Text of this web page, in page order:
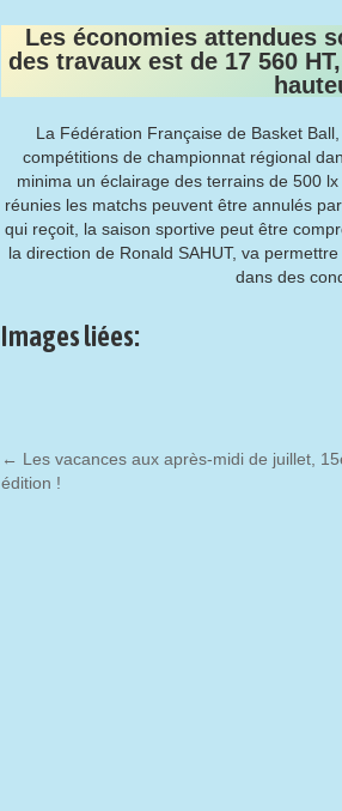
Les économies attendues
des travaux est de 17 560 HT,
La Fédération Française de Basket
compétitions de championnat régional
minima un éclairage des terrains de 500
réunies les matchs peuvent être annulés
qui reçoit, la saison sportive peut être
la direction de Ronald SAHUT, va
dans des
Images liées:
← Les vacances aux après-midi de juillet,
édition !